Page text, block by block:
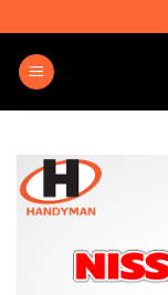
to
content